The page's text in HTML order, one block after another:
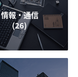
情報・通信
(26)